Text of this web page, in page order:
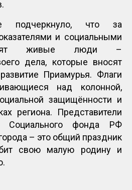
подчеркнуло, что за
и социальными
живые люди –
дела, которые вносят
Приамурья. Флаги
над колонной,
защищённости и
региона. Представители
Социального фонда РФ
– это общий праздник
свою малую родину и